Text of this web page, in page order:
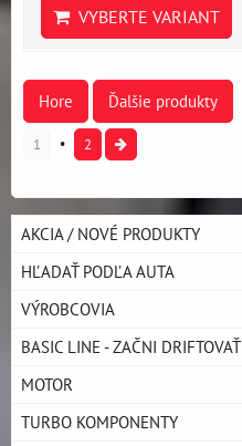
VYBERTE VARIANT
Hore Ďalšie produkty
1 2
AKCIA / NOVÉ PRODUKTY
HĽADAŤ PODĽA AUTA
VÝROBCOVIA
BASIC LINE - ZAČNI DRIFTOVAŤ
MOTOR
TURBO KOMPONENTY